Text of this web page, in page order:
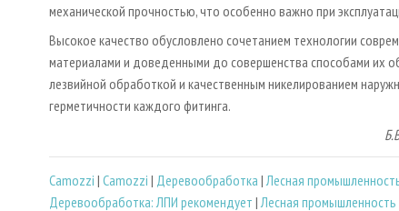
механической прочностью, что особенно важно при
Высокое качество обусловлено сочетанием технологии
материалами и доведенными до совершенства способами их
лезвийной обработкой и качественным никелированием
герметичности каждого фитинга.
Camozzi | Cаmozzi | Деревообработка |Лесная
Деревообработка: ЛПИ рекомендует |Лесная промышленность